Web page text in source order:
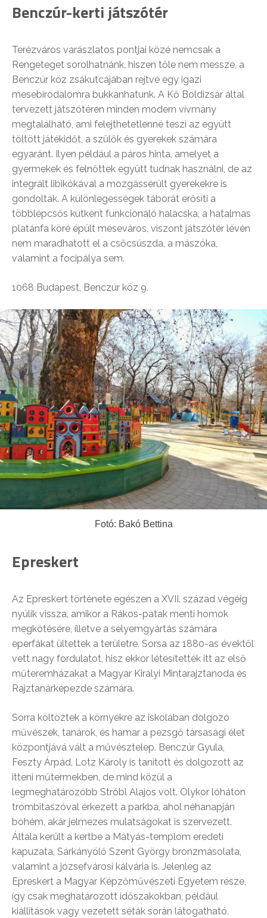
Benczúr-kerti játszótér
Terézváros varászlatos pontjai közé nemcsak a
Rengeteget sorolhatnánk, hiszen tőle nem messze, a
Benczúr köz zsákutcájában rejtve egy igazi
mesebirodalomra bukkanhatunk. A Kő Boldizsár által
tervezett játszótéren minden modern vívmány
megtalálható, ami felejthetetlenné teszi az együtt
töltött játékidőt, a szülők és gyerekek számára
egyaránt. Ilyen például a páros hinta, amelyet a
gyermekek és felnőttek együtt tudnak használni, de az
integrált libikókával a mozgássérült gyerekekre is
gondoltak. A különlegességek táborát erősíti a
többlépcsős kútként funkcionáló halacska, a hatalmas
platánfa köré épült meseváros, viszont játszótér lévén
nem maradhatott el a csőcsúszda, a mászóka,
valamint a focipálya sem.
1068 Budapest, Benczúr köz 9.
Fotó: Bakó Bettina
Epreskert
Az Epreskert története egészen a XVII. század végéig
nyúlik vissza, amikor a Rákos-patak menti homok
megkötésére, illetve a selyemgyártás számára
eperfákat ültettek a területre. Sorsa az 1880-as évektől
vett nagy fordulatot, hisz ekkor létesítették itt az első
műteremházakat a Magyar Királyi Mintarajztanoda és
Rajztanárképezde számára.
Sorra költöztek a környékre az iskolában dolgozó
művészek, tanárok, és hamar a pezsgő társasági élet
központjává vált a művésztelep. Benczúr Gyula,
Feszty Árpád, Lotz Károly is tanított és dolgozott az
itteni műtermekben, de mind közül a
legmeghatározóbb Stróbl Alajos volt. Olykor lóháton
trombitaszóval érkezett a parkba, ahol néhanapján
bohém, akár jelmezes mulatságokat is szervezett.
Általa került a kertbe a Mátyás-templom eredeti
kapuzata, Sárkányölő Szent György bronzmásolata,
valamint a józsefvárosi kálvária is. Jelenleg az
Epreskert a Magyar Képzőművészeti Egyetem része,
így csak meghatározott időszakokban, például
kiállítások vagy vezetett séták során látogatható.